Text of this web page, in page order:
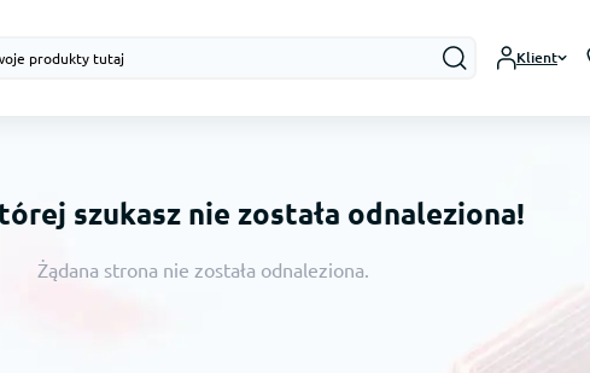
Klient
szukasz nie została odnaleziona!
Żądana strona nie została odnaleziona.